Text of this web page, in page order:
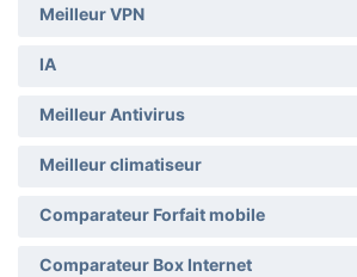
Meilleur VPN
IA
Meilleur Antivirus
Meilleur climatiseur
Comparateur Forfait mobile
Comparateur Box Internet